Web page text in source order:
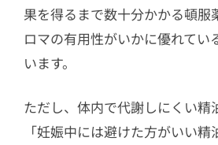
果を得るまで数十分かかる頓服
ロマの有用性がいかに優れてい
います。
ただし、体内で代謝しにくい精
「妊娠中には避けた方がいい